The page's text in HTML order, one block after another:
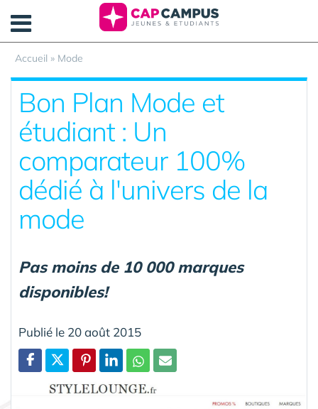
Accueil » Mode
Bon Plan Mode et
étudiant : Un
comparateur 100%
dédié à l'univers de la
mode
Pas moins de 10 000 marques
disponibles!
Publié le 20 août 2015
Panneau de gestion des cookies